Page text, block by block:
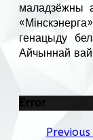
маладзёжны
генацыду
Айчыннай
Error